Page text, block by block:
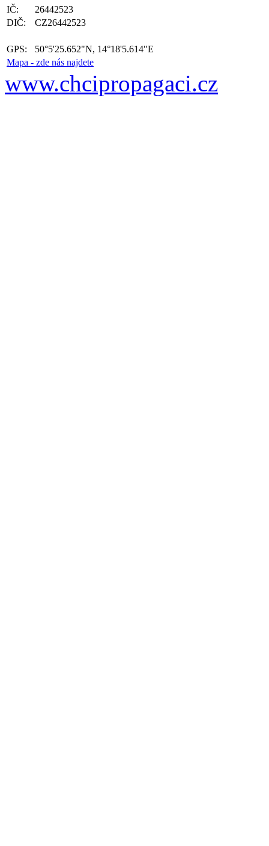
IČ:
26442523
DIČ:
CZ26442523
GPS:
50°5'25.652"N, 14°18'5.614"E
Mapa - zde nás najdete
www.chcipropagaci.cz